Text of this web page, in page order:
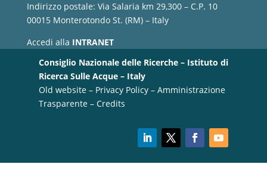
Indirizzo postale: Via Salaria km 29,300 – C.P. 10
00015 Monterotondo St. (RM) – Italy
Accedi alla INTRANET
Consiglio Nazionale delle Ricerche – Istituto di
Ricerca Sulle Acque – Italy
Old website– Privacy Policy– Amministrazione
Trasparente– Credits